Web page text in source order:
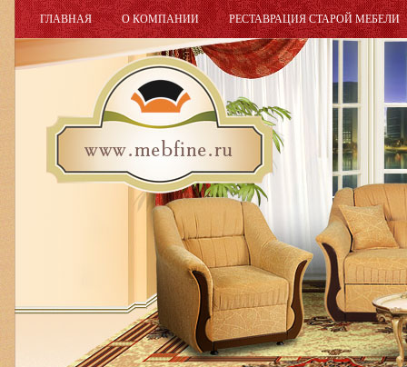
ГЛАВНАЯ О КОМПАНИИ РЕСТАВРАЦИЯ СТАРОЙ МЕБЕЛИ